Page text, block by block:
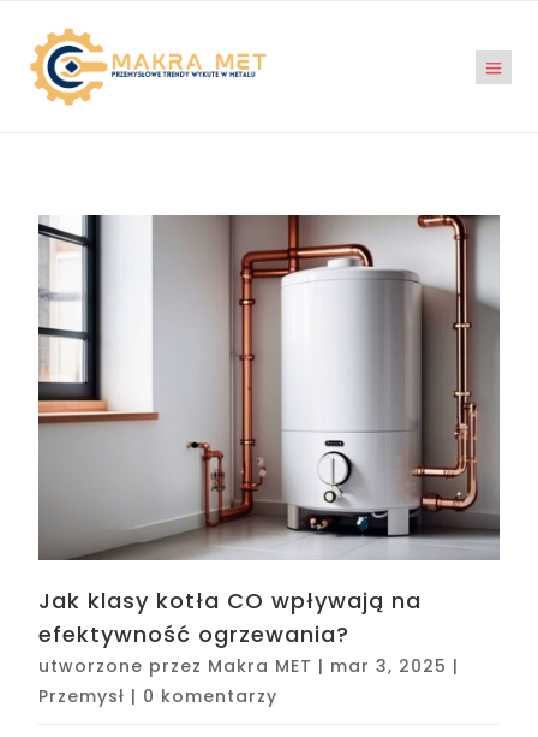
Jak klasy kotła CO wpływają na
efektywność ogrzewania?
utworzone przez Makra MET | mar 3, 2025 |
Przemysł | 0 komentarzy